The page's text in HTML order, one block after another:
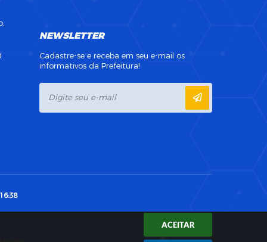
ACEITAR
NEWSLETTER
Cadastre-se e receba em seu e-mail os
informativos da Prefeitura!